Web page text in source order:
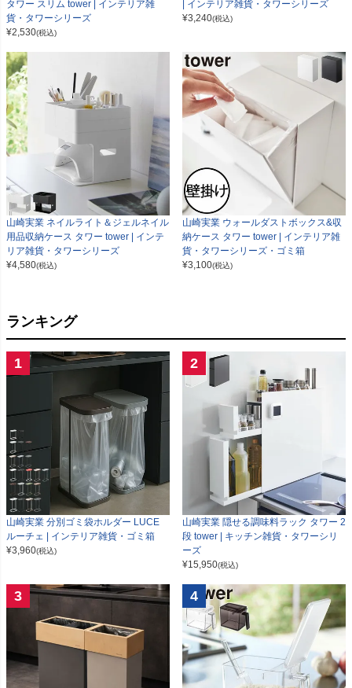
タワー スリム tower | インテリア雑
貨・タワーシリーズ
¥2,530(税込)
| インテリア雑貨・タワーシリーズ
¥3,240(税込)
山崎実業 ネイルライト＆ジェルネイル
用品収納ケース タワー tower | インテ
リア雑貨・タワーシリーズ
¥4,580(税込)
山崎実業 ウォールダストボックス&収
納ケース タワー tower | インテリア雑
貨・タワーシリーズ・ゴミ箱
¥3,100(税込)
ランキング
1
山崎実業 分別ゴミ袋ホルダー LUCE
ルーチェ | インテリア雑貨・ゴミ箱
¥3,960(税込)
2
山崎実業 隠せる調味料ラック タワー 2
段 tower | キッチン雑貨・タワーシリ
ーズ
¥15,950(税込)
3 4